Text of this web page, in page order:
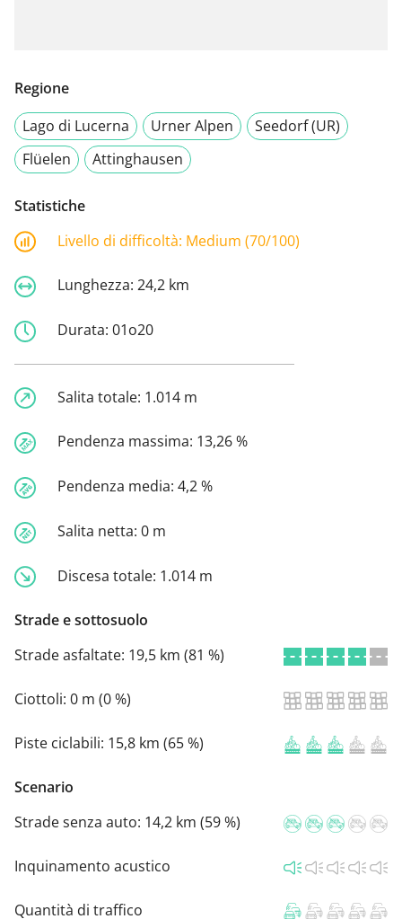
Regione
Lago di Lucerna
Urner Alpen
Seedorf (UR)
Flüelen
Attinghausen
Statistiche
Livello di difficoltà: Medium (70/100)
Lunghezza: 24,2 km
Durata: 01o20
Salita totale: 1.014 m
Pendenza massima: 13,26 %
Pendenza media: 4,2 %
Salita netta: 0 m
Discesa totale: 1.014 m
Strade e sottosuolo
Strade asfaltate: 19,5 km (81 %)
Ciottoli: 0 m (0 %)
Piste ciclabili: 15,8 km (65 %)
Scenario
Strade senza auto: 14,2 km (59 %)
Inquinamento acustico
Quantità di traffico